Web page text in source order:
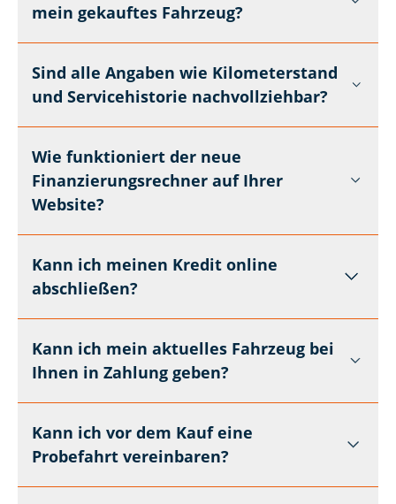
mein gekauftes Fahrzeug?
Sind alle Angaben wie Kilometerstand
und Servicehistorie nachvollziehbar?
Wie funktioniert der neue
Finanzierungsrechner auf Ihrer
Website?
Kann ich meinen Kredit online
abschließen?
Kann ich mein aktuelles Fahrzeug bei
Ihnen in Zahlung geben?
Kann ich vor dem Kauf eine
Probefahrt vereinbaren?